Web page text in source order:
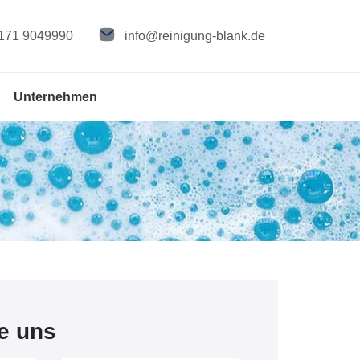
9049990 info@reinigung-blank.de
Unternehmen
uns